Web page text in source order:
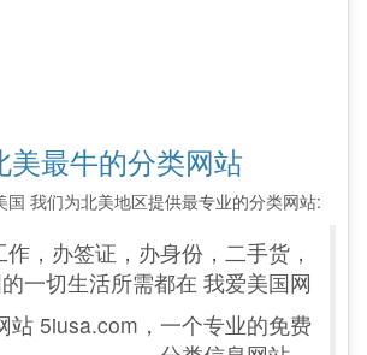
美最牛的分类网站
我们为北美地区提供最专业的分类网站:
，办签证，办身份，二手货，
一切生活所需都在 我爱美国网
站 5iusa.com，一个专业的免费